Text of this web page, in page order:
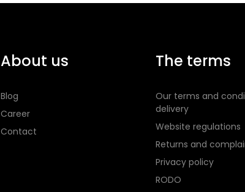
About us
Blog
Career
Contact
The terms
Our terms and
delivery
Website regulations
Returns and
Privacy policy
RODO